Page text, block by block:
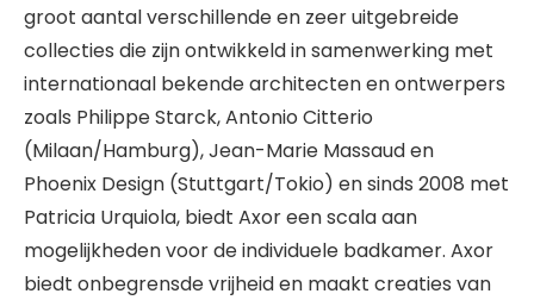
groot aantal verschillende en zeer uitgebreide
collecties die zijn ontwikkeld in samenwerking met
internationaal bekende architecten en ontwerpers
zoals Philippe Starck, Antonio Citterio
(Milaan/Hamburg), Jean-Marie Massaud en
Phoenix Design (Stuttgart/Tokio) en sinds 2008 met
Patricia Urquiola, biedt Axor een scala aan
mogelijkheden voor de individuele badkamer. Axor
biedt onbegrensde vrijheid en maakt creaties van